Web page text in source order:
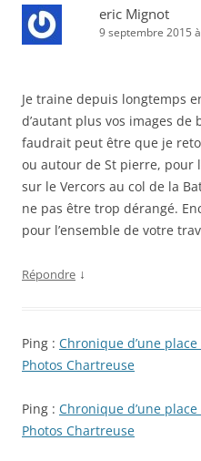
eric Mignot
9 septembre 2015
Je traine depuis longtemps
d’autant plus vos images
faudrait peut être que je
ou autour de St pierre, pour
sur le Vercors au col de la
ne pas être trop dérangé.
pour l’ensemble de votre
Répondre ↓
Ping : Chronique d’une
Photos Chartreuse
Ping : Chronique d’une
Photos Chartreuse